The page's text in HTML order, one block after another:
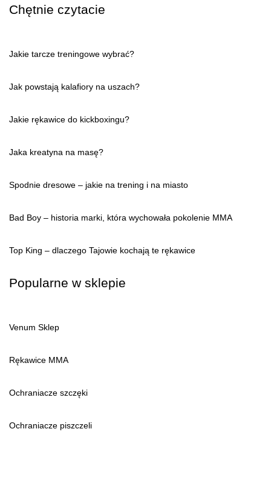
Chętnie czytacie
Jakie tarcze treningowe wybrać?
Jak powstają kalafiory na uszach?
Jakie rękawice do kickboxingu?
Jaka kreatyna na masę?
Spodnie dresowe – jakie na trening i na miasto
Bad Boy – historia marki, która wychowała pokolenie MMA
Top King – dlaczego Tajowie kochają te rękawice
Popularne w sklepie
Venum Sklep
Rękawice MMA
Ochraniacze szczęki
Ochraniacze piszczeli